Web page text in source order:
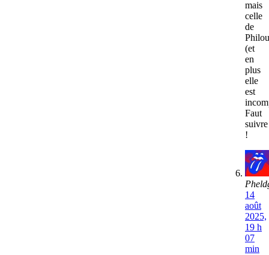
mais
celle
de
Philou
(et
en
plus
elle
est
Faut
suivre
!
14
août
2025,
19 h
07
min